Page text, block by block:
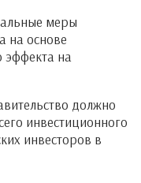
меры
на основе
эффекта на
должно
инвестиционного
инвесторов в